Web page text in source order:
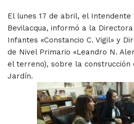
El lunes 17 de abril, el Intendente
Bevilacqua, informó a la
Infantes «Constancio C. Vigil» y
de Nivel Primario «Leandro N.
el terreno), sobre la construcción
Jardín.